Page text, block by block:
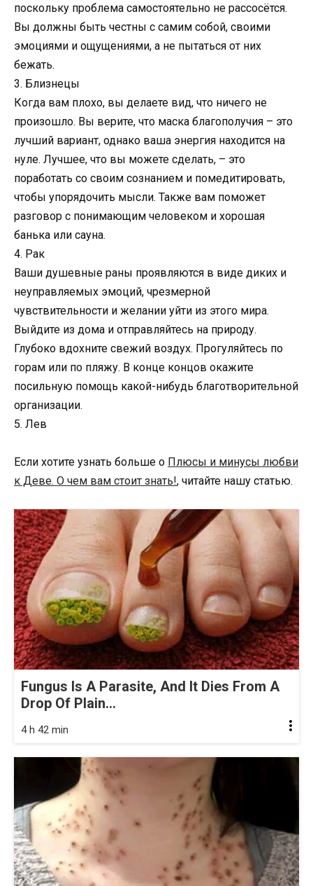
поскольку проблема самостоятельно не рассосётся.
Вы должны быть честны с самим собой, своими
эмоциями и ощущениями, а не пытаться от них
бежать.
3. Близнецы
Когда вам плохо, вы делаете вид, что ничего не
произошло. Вы верите, что маска благополучия – это
лучший вариант, однако ваша энергия находится на
нуле. Лучшее, что вы можете сделать, – это
поработать со своим сознанием и помедитировать,
чтобы упорядочить мысли. Также вам поможет
разговор с понимающим человеком и хорошая
банька или сауна.
4. Рак
Ваши душевные раны проявляются в виде диких и
неуправляемых эмоций, чрезмерной
чувствительности и желании уйти из этого мира.
Выйдите из дома и отправляйтесь на природу.
Глубоко вдохните свежий воздух. Прогуляйтесь по
горам или по пляжу. В конце концов окажите
посильную помощь какой-нибудь благотворительной
организации.
5. Лев
Если хотите узнать больше о Плюсы и минусы любви
к Деве. О чем вам стоит знать!, читайте нашу статью.
Fungus Is A Parasite, And It Dies From A
Drop Of Plain...
4 h 42 min